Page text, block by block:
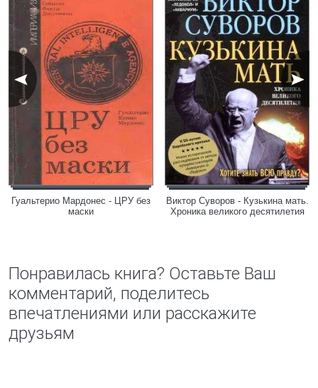
Гуальтерио Мардонес - ЦРУ без
маски
Виктор Суворов - Кузькина мать.
Хроника великого десятилетия
Понравилась книга? Оставьте Ваш
комментарий, поделитесь
впечатлениями или расскажите
друзьям